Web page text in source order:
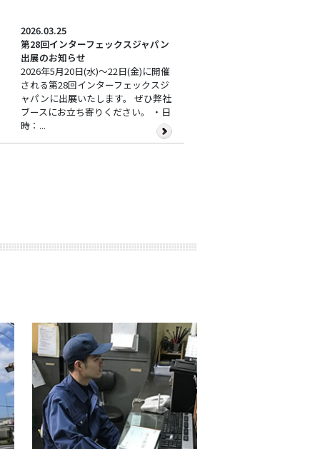
2026.03.25
第28回インターフェックスジャパン
出展のお知らせ
2026年5月20日(水)～22日(金)に開催
される第28回インターフェックスジ
ャパンに出展いたします。 ぜひ弊社
ブースにお立ち寄りください。 ・日
時：...